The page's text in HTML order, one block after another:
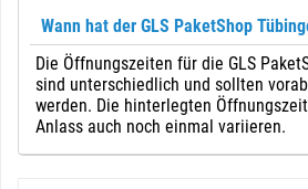
Wann hat der GLS PaketShop
Die Öffnungszeiten für die GLS
sind unterschiedlich und sollten
werden. Die hinterlegten
Anlass auch noch einmal variieren.